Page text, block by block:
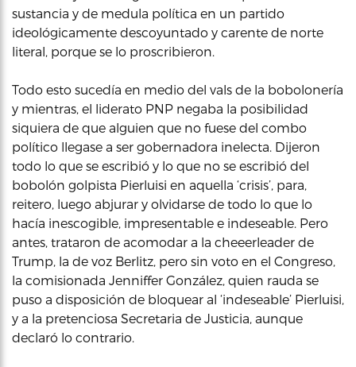
sustancia y de medula política en un partido
ideológicamente descoyuntado y carente de norte
literal, porque se lo proscribieron.
Todo esto sucedía en medio del vals de la bobolonería
y mientras, el liderato PNP negaba la posibilidad
siquiera de que alguien que no fuese del combo
político llegase a ser gobernadora inelecta. Dijeron
todo lo que se escribió y lo que no se escribió del
bobolón golpista Pierluisi en aquella ‘crisis’, para,
reitero, luego abjurar y olvidarse de todo lo que lo
hacía inescogible, impresentable e indeseable. Pero
antes, trataron de acomodar a la cheeerleader de
Trump, la de voz Berlitz, pero sin voto en el Congreso,
la comisionada Jenniffer González, quien rauda se
puso a disposición de bloquear al ‘indeseable’ Pierluisi,
y a la pretenciosa Secretaria de Justicia, aunque
declaró lo contrario.